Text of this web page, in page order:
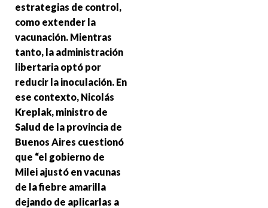
estrategias de control,
como extender la
vacunación. Mientras
tanto, la administración
libertaria optó por
reducir la inoculación. En
ese contexto, Nicolás
Kreplak, ministro de
Salud de la provincia de
Buenos Aires cuestionó
que “el gobierno de
Milei ajustó en vacunas
de la fiebre amarilla
dejando de aplicarlas a